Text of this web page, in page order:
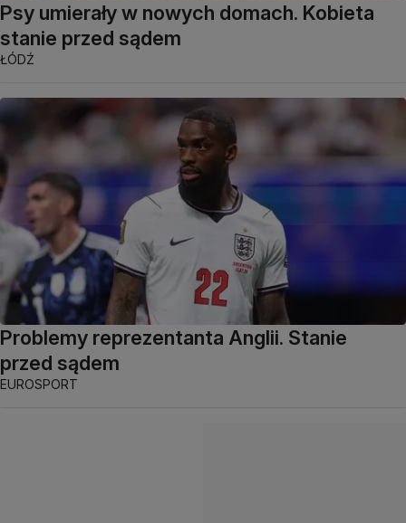
Psy umierały w nowych domach. Kobieta
stanie przed sądem
ŁÓDŹ
Problemy reprezentanta Anglii. Stanie
przed sądem
EUROSPORT